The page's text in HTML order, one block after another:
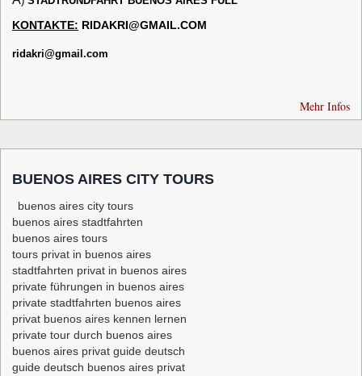
KONTAKTE: RIDAKRI@GMAIL.COM
ridakri@gmail.com
Mehr Infos
BUENOS AIRES CITY TOURS
buenos aires city tours
buenos aires stadtfahrten
buenos aires tours
tours privat in buenos aires
stadtfahrten privat in buenos aires
private führungen in buenos aires
private stadtfahrten buenos aires
privat buenos aires kennen lernen
private tour durch buenos aires
buenos aires privat guide deutsch
guide deutsch buenos aires privat